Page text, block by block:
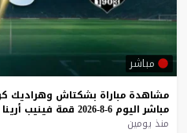
مباشر
مشاهدة مباراة بشكتاش وهراديك
مباشر اليوم 6-8-2026 قمة فينيب أرينا
منذ يومين